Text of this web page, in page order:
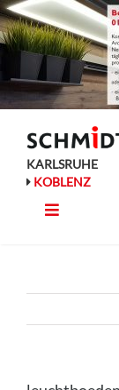
Zum
Inhalt
springen
KARLSRUHE
KOBLENZ
Wohnen